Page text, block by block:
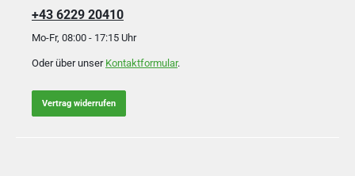
+43 6229 20410
Mo-Fr, 08:00 - 17:15 Uhr
Oder über unser Kontaktformular.
Vertrag widerrufen